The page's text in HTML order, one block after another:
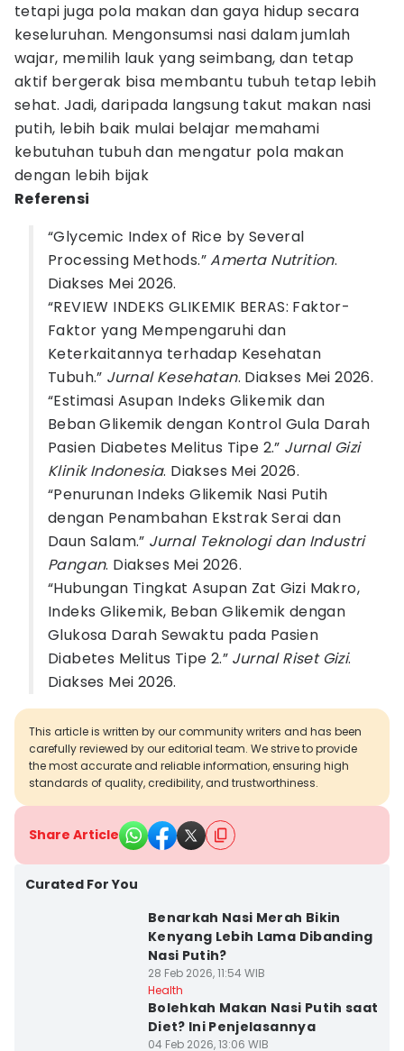
tetapi juga pola makan dan gaya hidup secara
keseluruhan. Mengonsumsi nasi dalam jumlah
wajar, memilih lauk yang seimbang, dan tetap
aktif bergerak bisa membantu tubuh tetap lebih
sehat. Jadi, daripada langsung takut makan nasi
putih, lebih baik mulai belajar memahami
kebutuhan tubuh dan mengatur pola makan
dengan lebih bijak
Referensi
“Glycemic Index of Rice by Several
Processing Methods.”Amerta Nutrition.
Diakses Mei 2026.
“REVIEW INDEKS GLIKEMIK BERAS: Faktor-
Faktor yang Mempengaruhi dan
Keterkaitannya terhadap Kesehatan
Tubuh.” Jurnal Kesehatan. Diakses Mei 2026.
“Estimasi Asupan Indeks Glikemik dan
Beban Glikemik dengan Kontrol Gula Darah
Pasien Diabetes Melitus Tipe 2.” Jurnal Gizi
Klinik Indonesia. Diakses Mei 2026.
“Penurunan Indeks Glikemik Nasi Putih
dengan Penambahan Ekstrak Serai dan
Daun Salam.” Jurnal Teknologi dan Industri
Pangan. Diakses Mei 2026.
“Hubungan Tingkat Asupan Zat Gizi Makro,
Indeks Glikemik, Beban Glikemik dengan
Glukosa Darah Sewaktu pada Pasien
Diabetes Melitus Tipe 2.” Jurnal Riset Gizi.
Diakses Mei 2026.
This article is written by our community writers and has been
carefully reviewed by our editorial team. We strive to provide
the most accurate and reliable information, ensuring high
standards of quality, credibility, and trustworthiness.
Share Article
Curated For You
Benarkah Nasi Merah Bikin
Kenyang Lebih Lama Dibanding
Nasi Putih?
28 Feb 2026, 11:54 WIB
Health
Bolehkah Makan Nasi Putih saat
Diet? Ini Penjelasannya
04 Feb 2026, 13:06 WIB